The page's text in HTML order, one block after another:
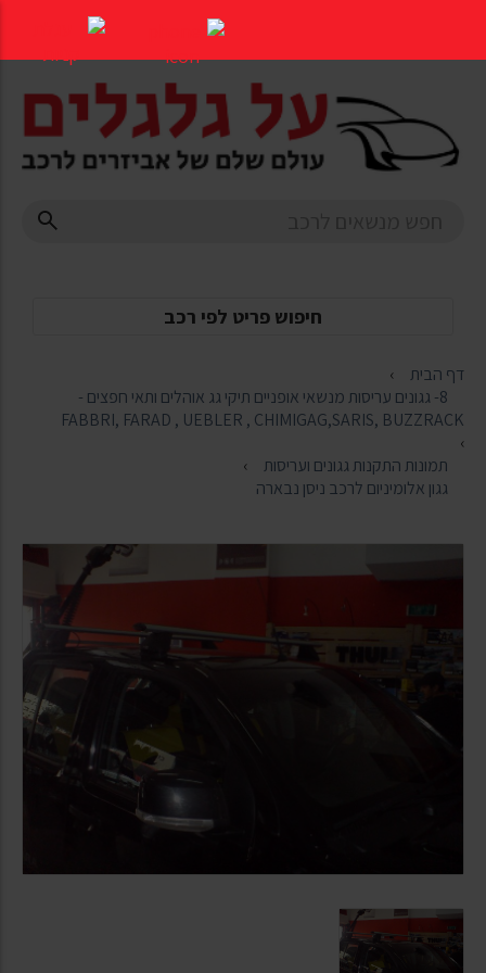
העמוד
חיפוש פריט לפי רכב
דף הבית
8- גגונים עריסות מנשאי אופניים תיקי גג אוהלים ותאי חפצים -
FABBRI, FARAD , UEBLER , CHIMIGAG,SARIS, BUZZRACK
תמונות התקנות גגונים ועריסות
גגון אלומיניום לרכב ניסן נבארה